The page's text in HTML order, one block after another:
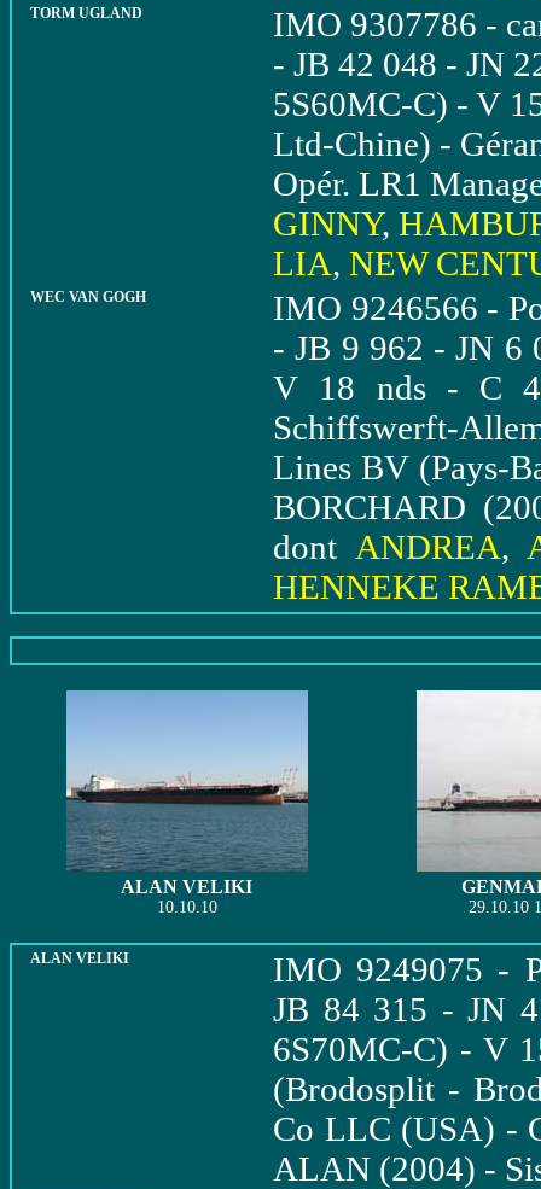
TORM UGLAND
IMO 9307786 -
- JB 42 048 - JN
5S60MC-C) - V
Ltd-Chine) -
Opér. LR1
GINNY,
LIA, NEW
WEC VAN GOGH
IMO 9246566 -
- JB 9 962 - JN 6
V 18 nds - C 4
Schiffswerft-
Lines BV (Pays-
BORCHARD
dont ANDREA,
HENNEKE
ALAN VELIKI
10.10.10 29.10.10
ALAN VELIKI
IMO 9249075 -
JB 84 315 - JN
6S70MC-C) - V
(Brodosplit -
Co LLC (USA) -
ALAN (2004) -